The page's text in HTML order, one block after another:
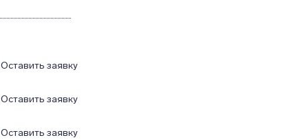
Оставить заявку
Оставить заявку
Оставить заявку